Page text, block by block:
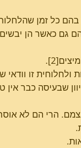
כל זמן
גם כאשר הן
ולחלוחית זו
אך היא בטלה ב60[3]
הרי הם לא